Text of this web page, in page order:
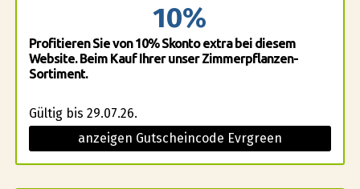
10%
Profitieren Sie von 10% Skonto extra bei diesem
Website. Beim Kauf Ihrer unser Zimmerpflanzen-
Sortiment.
Gültig bis 29.07.26.
anzeigen Gutscheincode Evrgreen